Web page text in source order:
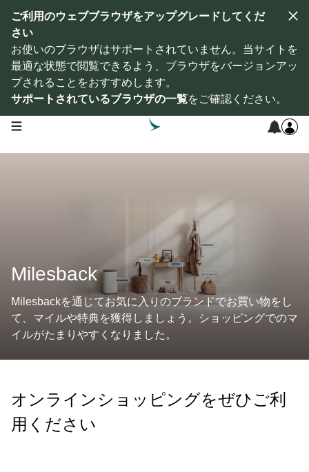
ご利用のウェブブラウザをアップグレードしてくだ
さい
お使いのブラウザはサポートされていません。当サイトを
最適な状態で閲覧できるよう、ブラウザをバージョンアッ
プされることをおすすめします。
サポートされているブラウザの一覧をご確認ください。
open navigation menu
Milesback
Milesbackを通じてお気に入りのブランドでお買い物をし
て、マイルや特典を獲得しましょう。ショッピングでのマ
イルがたまりやすくなりました。
オンラインショッピングをぜひご利
用ください